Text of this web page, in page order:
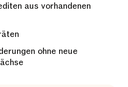
aus vorhandenen
ohne neue